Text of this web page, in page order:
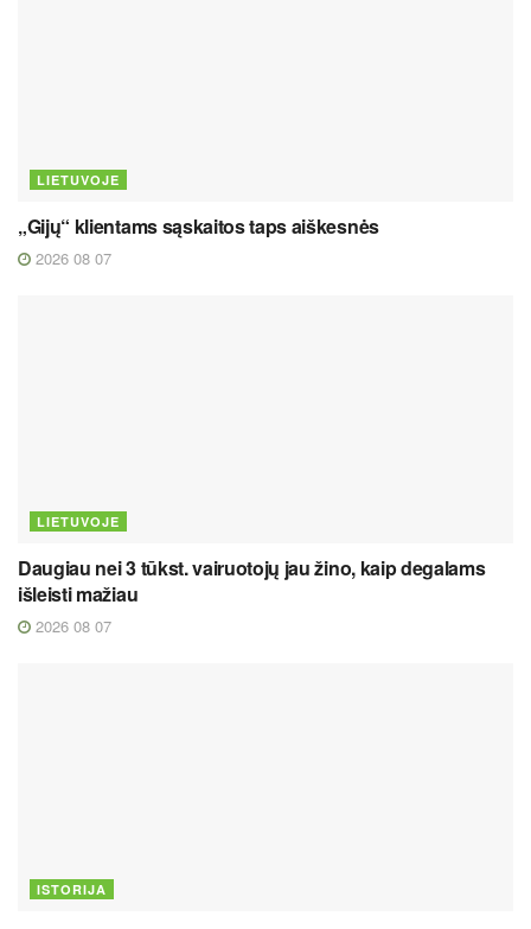
LIETUVOJE
„Gijų“ klientams sąskaitos taps aiškesnės
2026 08 07
LIETUVOJE
Daugiau nei 3 tūkst. vairuotojų jau žino, kaip degalams
išleisti mažiau
2026 08 07
ISTORIJA